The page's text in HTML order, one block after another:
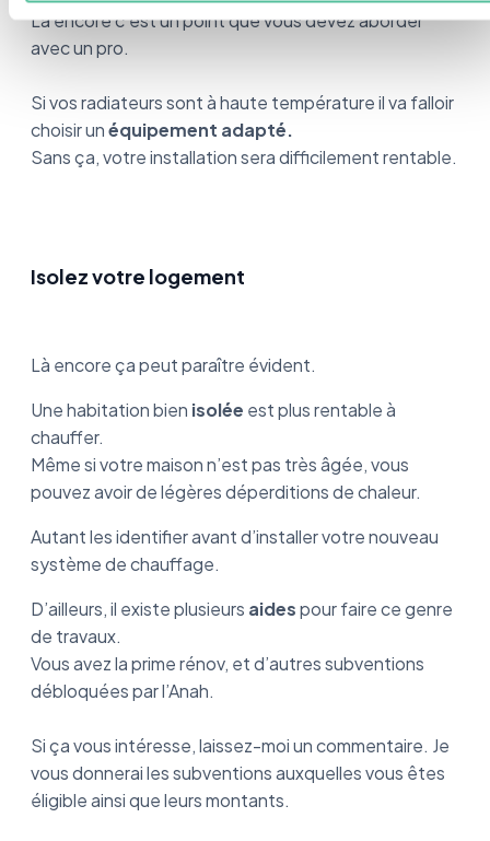
Là encore c’est un point que vous devez aborder
avec un pro.
Si vos radiateurs sont à haute température il va falloir
choisir unéquipement adapté.
Sans ça, votre installation sera difficilement rentable.
Isolez votre logement
Là encore ça peut paraître évident.
Une habitation bien isolée est plus rentable à
chauffer.
Même si votre maison n’est pas très âgée, vous
pouvez avoir de légères déperditions de chaleur.
Autant les identifier avant d’installer votre nouveau
système de chauffage.
D’ailleurs, il existe plusieurs aidespour faire ce genre
de travaux.
Vous avez la prime rénov, et d’autres subventions
débloquées par l’Anah.
Si ça vous intéresse, laissez-moi un commentaire. Je
vous donnerai les subventions auxquelles vous êtes
éligible ainsi que leurs montants.